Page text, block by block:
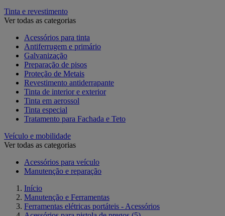
Tinta e revestimento
Ver todas as categorias
Acessórios para tinta
Antiferrugem e primário
Galvanização
Preparação de pisos
Proteção de Metais
Revestimento antiderrapante
Tinta de interior e exterior
Tinta em aerossol
Tinta especial
Tratamento para Fachada e Teto
Veículo e mobilidade
Ver todas as categorias
Acessórios para veículo
Manutenção e reparação
Início
Manutenção e Ferramentas
Ferramentas elétricas portáteis - Acessórios